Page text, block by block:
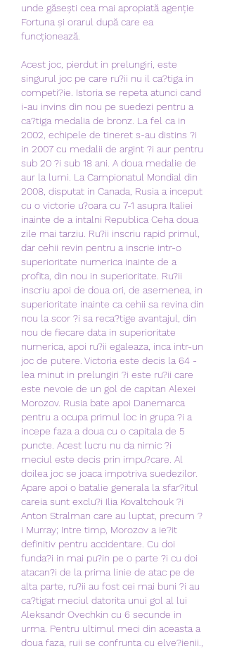
unde găsești cea mai apropiată agenție
Fortuna și orarul după care ea
funcționează.
Acest joc, pierdut in prelungiri, este
singurul joc pe care ru?ii nu il ca?tiga in
competi?ie. Istoria se repeta atunci cand
i-au invins din nou pe suedezi pentru a
ca?tiga medalia de bronz. La fel ca in
2002, echipele de tineret s-au distins ?i
in 2007 cu medalii de argint ?i aur pentru
sub 20 ?i sub 18 ani. A doua medalie de
aur la lumi. La Campionatul Mondial din
2008, disputat in Canada, Rusia a inceput
cu o victorie u?oara cu 7-1 asupra Italiei
inainte de a intalni Republica Ceha doua
zile mai tarziu. Ru?ii inscriu rapid primul,
dar cehii revin pentru a inscrie intr-o
superioritate numerica inainte de a
profita, din nou in superioritate. Ru?ii
inscriu apoi de doua ori, de asemenea, in
superioritate inainte ca cehii sa revina din
nou la scor ?i sa reca?tige avantajul, din
nou de fiecare data in superioritate
numerica, apoi ru?ii egaleaza, inca intr-un
joc de putere. Victoria este decis la 64 -
lea minut in prelungiri ?i este ru?ii care
este nevoie de un gol de capitan Alexei
Morozov. Rusia bate apoi Danemarca
pentru a ocupa primul loc in grupa ?i a
incepe faza a doua cu o capitala de 5
puncte. Acest lucru nu da nimic ?i
meciul este decis prin impu?care. Al
doilea joc se joaca impotriva suedezilor.
Apare apoi o batalie generala la sfar?itul
careia sunt exclu?i Ilia Kovaltchouk ?i
Anton Stralman care au luptat, precum ?
i Murray; Intre timp, Morozov a ie?it
definitiv pentru accidentare. Cu doi
funda?i in mai pu?in pe o parte ?i cu doi
atacan?i de la prima linie de atac pe de
alta parte, ru?ii au fost cei mai buni ?i au
ca?tigat meciul datorita unui gol al lui
Aleksandr Ovechkin cu 6 secunde in
urma. Pentru ultimul meci din aceasta a
doua faza, ruii se confrunta cu elve?ienii.,